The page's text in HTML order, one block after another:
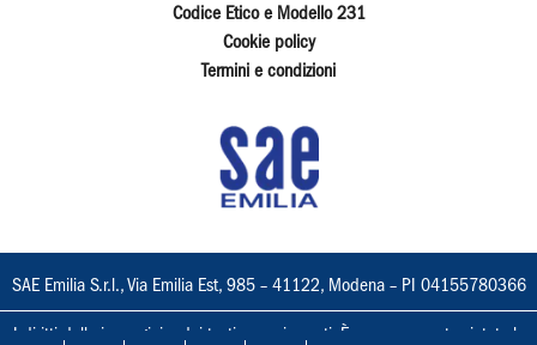
Codice Etico e Modello 231
Cookie policy
Termini e condizioni
SAE Emilia S.r.l., Via Emilia Est, 985 – 41122, Modena – PI 04155780366
I diritti delle immagini e dei testi sono riservati. È espressamente vietata la